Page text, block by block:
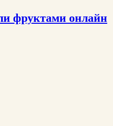
фруктами онлайн